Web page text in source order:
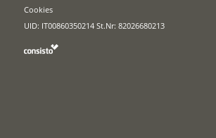
Cookies
UID: IT00860350214 St.Nr: 82026680213